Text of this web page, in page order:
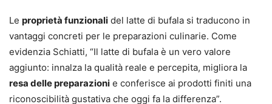
Le proprietà funzionali del latte di bufala si traducono in
vantaggi concreti per le preparazioni culinarie. Come
evidenzia Schiatti, “Il latte di bufala è un vero valore
aggiunto: innalza la qualità reale e percepita, migliora la
resa delle preparazioni e conferisce ai prodotti finiti una
riconoscibilità gustativa che oggi fa la differenza”.